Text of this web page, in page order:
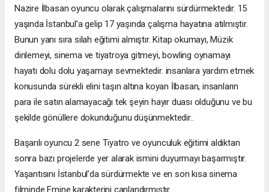
Nazire İlbasan oyuncu olarak çalışmalarını sürdürmektedir. 15
yaşında İstanbul’a gelip 17 yaşında çalışma hayatına atılmıştır.
Bunun yanı sıra silah eğitimi almıştır. Kitap okumayı, Müzik
dinlemeyi, sinema ve tiyatroya gitmeyi, bowling oynamayı
hayatı dolu dolu yaşamayı sevmektedir. insanlara yardım etmek
konusunda sürekli elini taşın altına koyan İlbasan, insanların
para ile satın alamayacağı tek şeyin hayır duası olduğunu ve bu
şekilde gönüllere dokunduğunu düşünmektedir..
Başarılı oyuncu 2 sene Tiyatro ve oyunculuk eğitimi aldıktan
sonra bazı projelerde yer alarak ismini duyurmayı başarmıştır.
Yaşantısını İstanbul’da sürdürmekte ve en son kısa sinema
filminde Emine karakterini canlandırmıştır.